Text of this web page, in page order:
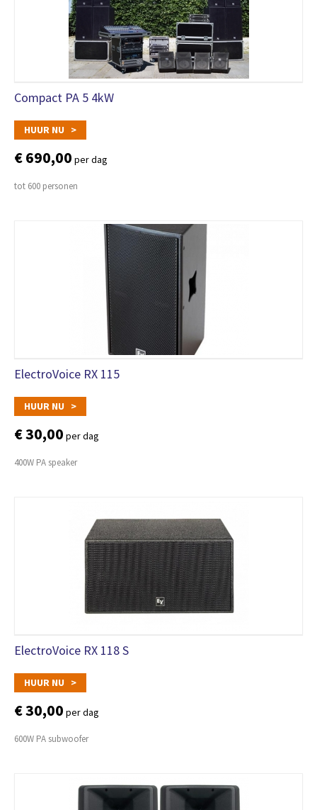
Compact PA 5 4kW
HUUR NU >
€ 690,00 per dag
tot 600 personen
ElectroVoice RX 115
HUUR NU >
€ 30,00 per dag
400W PA speaker
ElectroVoice RX 118 S
HUUR NU >
€ 30,00 per dag
600W PA subwoofer